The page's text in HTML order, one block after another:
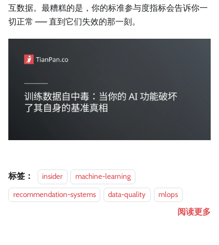
互数据。最糟糕的是，你的标准参与度指标会告诉你一
切正常 —— 直到它们失效的那一刻。
标签： insider
machine-learning
recommendation-systems
data-quality mlops
阅读更多